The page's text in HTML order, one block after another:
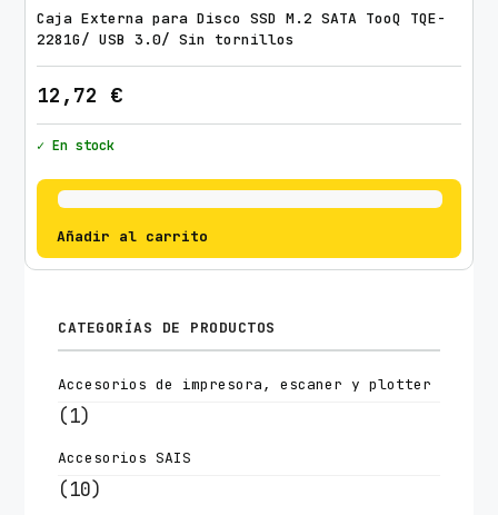
Caja Externa para Disco SSD M.2 SATA TooQ TQE-
2281G/ USB 3.0/ Sin tornillos
12,72 €
✓ En stock
Añadir al carrito
CATEGORÍAS DE PRODUCTOS
Accesorios de impresora, escaner y plotter
(1)
Accesorios SAIS
(10)